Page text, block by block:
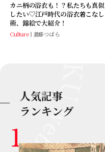
カニ柄の浴衣も！？私たちも真似
したい♡江戸時代の浴衣着こなし
術、錦絵で大紹介！
Culture 進藤つばら
人気記事
ランキング